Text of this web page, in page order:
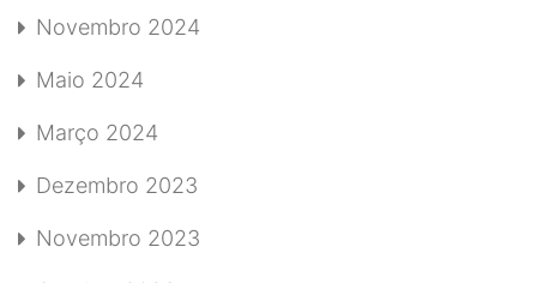
Novembro 2024
Maio 2024
Março 2024
Dezembro 2023
Novembro 2023